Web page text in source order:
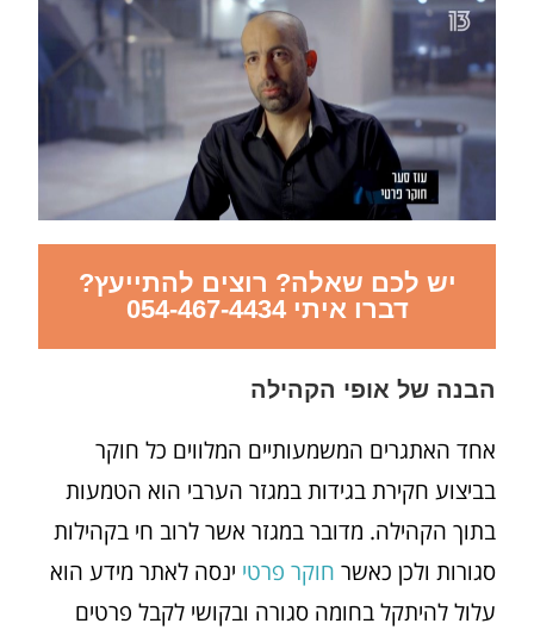
יש לכם שאלה? רוצים להתייעץ?
דברו איתי 054-467-4434
הבנה של אופי הקהילה
אחד האתגרים המשמעותיים המלווים כל חוקר
בביצוע חקירת בגידות במגזר הערבי הוא הטמעות
בתוך הקהילה. מדובר במגזר אשר לרוב חי בקהילות
סגורות ולכן כאשר חוקר פרטי ינסה לאתר מידע הוא
עלול להיתקל בחומה סגורה ובקושי לקבל פרטים